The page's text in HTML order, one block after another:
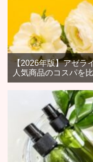
【2026年版】アゼラ
人気商品のコスパを